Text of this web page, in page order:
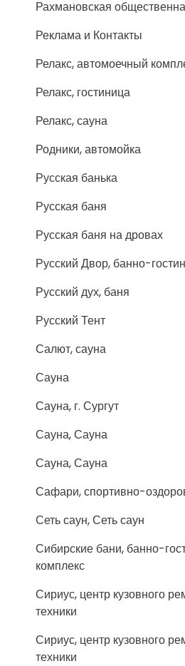
Рахмановская
Реклама и Контакты
Релакс, автомоечный
Релакс, гостиница
Релакс, сауна
Родники, автомойка
Русская банька
Русская баня
Русская баня на дровах
Русский Двор, банно-
Русский дух, баня
Русский Тент
Салют, сауна
Сауна
Сауна, г. Сургут
Сауна, Сауна
Сауна, Сауна
Сафари, спортивно-
Сеть саун, Сеть саун
Сибирские бани, банно-
комплекс
Сириус, центр кузовного
техники
Сириус, центр кузовного
техники